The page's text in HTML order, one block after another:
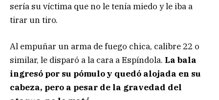
sería su víctima que no le tenía miedo y le iba a
tirar un tiro.
Al empuñar un arma de fuego chica, calibre 22 o
similar, le disparó a la cara a Espíndola. La bala
ingresó por su pómulo y quedó alojada en su
cabeza, pero a pesar de la gravedad del